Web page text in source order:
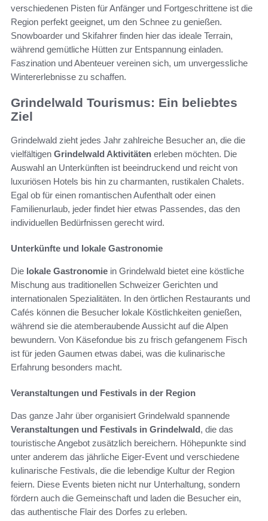
verschiedenen Pisten für Anfänger und Fortgeschrittene ist die
Region perfekt geeignet, um den Schnee zu genießen.
Snowboarder und Skifahrer finden hier das ideale Terrain,
während gemütliche Hütten zur Entspannung einladen.
Faszination und Abenteuer vereinen sich, um unvergessliche
Wintererlebnisse zu schaffen.
Grindelwald Tourismus: Ein beliebtes
Ziel
Grindelwald zieht jedes Jahr zahlreiche Besucher an, die die
vielfältigen Grindelwald Aktivitäten erleben möchten. Die
Auswahl an Unterkünften ist beeindruckend und reicht von
luxuriösen Hotels bis hin zu charmanten, rustikalen Chalets.
Egal ob für einen romantischen Aufenthalt oder einen
Familienurlaub, jeder findet hier etwas Passendes, das den
individuellen Bedürfnissen gerecht wird.
Unterkünfte und lokale Gastronomie
Die lokale Gastronomie in Grindelwald bietet eine köstliche
Mischung aus traditionellen Schweizer Gerichten und
internationalen Spezialitäten. In den örtlichen Restaurants und
Cafés können die Besucher lokale Köstlichkeiten genießen,
während sie die atemberaubende Aussicht auf die Alpen
bewundern. Von Käsefondue bis zu frisch gefangenem Fisch
ist für jeden Gaumen etwas dabei, was die kulinarische
Erfahrung besonders macht.
Veranstaltungen und Festivals in der Region
Das ganze Jahr über organisiert Grindelwald spannende
Veranstaltungen und Festivals in Grindelwald, die das
touristische Angebot zusätzlich bereichern. Höhepunkte sind
unter anderem das jährliche Eiger-Event und verschiedene
kulinarische Festivals, die die lebendige Kultur der Region
feiern. Diese Events bieten nicht nur Unterhaltung, sondern
fördern auch die Gemeinschaft und laden die Besucher ein,
das authentische Flair des Dorfes zu erleben.